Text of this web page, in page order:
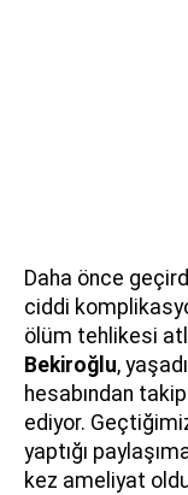
Daha önce
ciddi
ölüm tehlikesi
Bekiroğlu,
hesabından
ediyor.
yaptığı
kez ameliyat